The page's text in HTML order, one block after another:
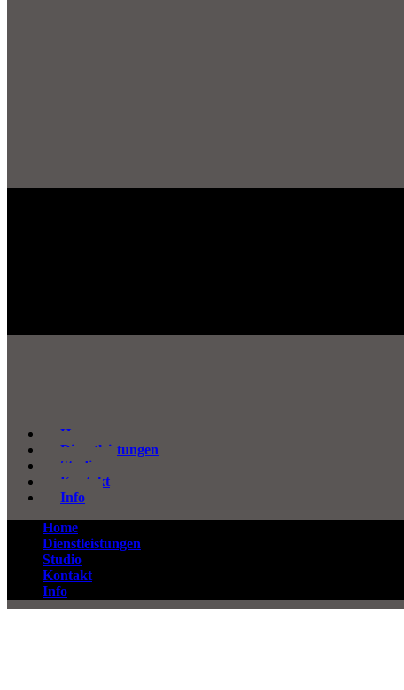
Home
Dienstleistungen
Studio
Kontakt
Info
Home
Dienstleistungen
Studio
Kontakt
Info